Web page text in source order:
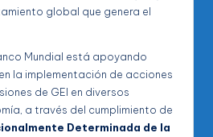
global que genera el
Mundial está apoyando
la implementación de acciones
de GEI en diversos
a través del cumplimiento de
Determinada de la